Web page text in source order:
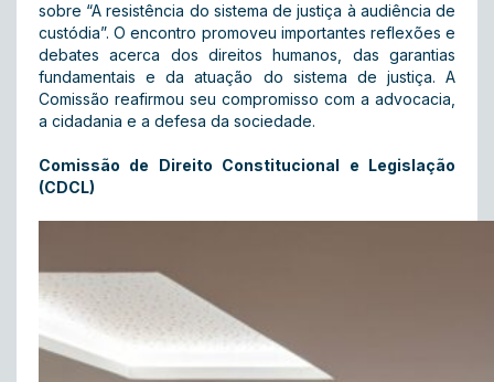
sobre “A resistência do sistema de justiça à audiência de
custódia”. O encontro promoveu importantes reflexões e
debates acerca dos direitos humanos, das garantias
fundamentais e da atuação do sistema de justiça. A
Comissão reafirmou seu compromisso com a advocacia,
a cidadania e a defesa da sociedade.
Comissão de Direito Constitucional e Legislação
(CDCL)